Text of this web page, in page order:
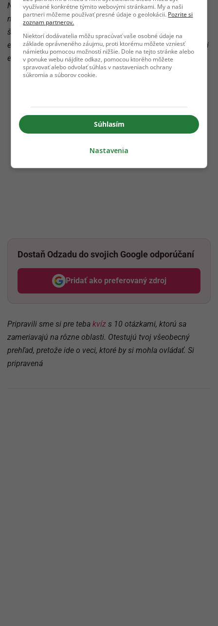
Náuka o spoločnosti sa zväčša vyučovala na gymnáziách,
no jednotlivé informácie si mohla získať aj na odborných
školách. Patria sem totiž rôzne odbory, ako je psychológia,
etika, politológia, filozofia a ďalšie. Chceš zistiť, čo všetko si
ešte z hodín pamätáš?
Dostaň Odzadu do svojich Google odporúčaní
Pridať ako preferovaný zdroj
Odzadu, odkaz sa otvorí v
Pripravili sme si pre teba kvíz s 10 otázkami, ktorú sa
zameriavajú na rôzne oblasti. Otestujú tvoj všeobecný
prehľad, pretože ide o veci, ktoré by si mohla ovládať. Si
pripravená
využívané konkrétne týmito webovými stránkami. My a naši
partneri môžeme používať presné údaje o geolokácii. Pozrite si
zoznam partnerov.
Niektorí dodávatelia môžu spracúvať vaše osobné údaje na
základe oprávneného záujmu, proti ktorému môžete vzniesť
námietku pomocou možností nižšie. Dole na tejto stránke alebo
v ponuke webu nájdite odkaz, pomocou ktorého môžete
spravovať alebo odvolať súhlas v nastaveniach ochrany
súkromia a súborov cookie.
Súhlasím
Nastavenia